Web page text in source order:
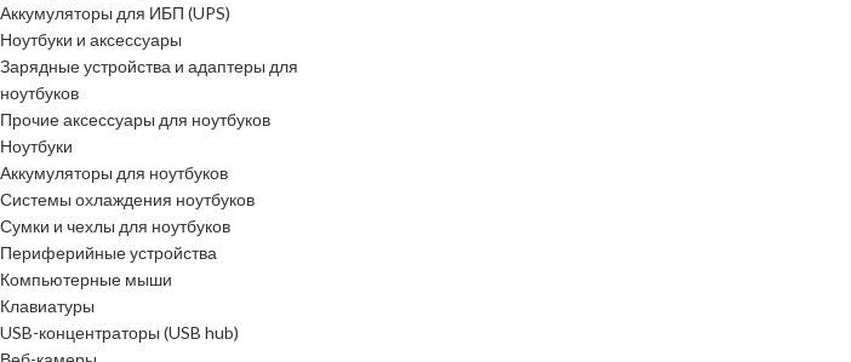
Аккумуляторы для ИБП (UPS)
Ноутбуки и аксессуары
Зарядные устройства и адаптеры для
ноутбуков
Прочие аксессуары для ноутбуков
Ноутбуки
Аккумуляторы для ноутбуков
Системы охлаждения ноутбуков
Сумки и чехлы для ноутбуков
Периферийные устройства
Компьютерные мыши
Клавиатуры
USB-концентраторы (USB hub)